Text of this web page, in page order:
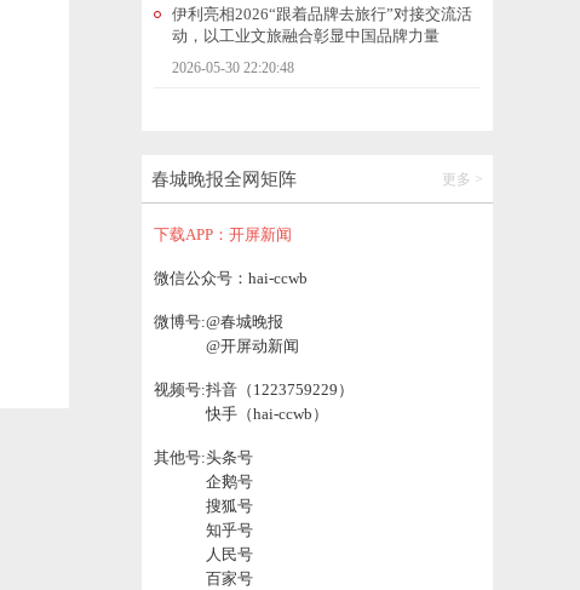
伊利亮相2026“跟着品牌去旅行”对接交流活
动，以工业文旅融合彰显中国品牌力量
2026-05-30 22:20:48
明晚，记得抬头看！
2026-05-30 20:46:30
新华社追问G40致13死3伤事故！现场有数十
米长轮胎印痕，超载客车甚至携带一辆电动
2026-05-30 20:46:36
绍兴柯桥通报博物馆青铜剑“拼接痕”调查情
2026-05-30 19:46:14
春城晚报全网矩阵 更多 >
下载APP：开屏新闻
微信公众号：hai-ccwb
微博号:@春城晚报
@开屏动新闻
视频号:抖音（1223759229）
快手（hai-ccwb）
其他号:头条号
企鹅号
搜狐号
知乎号
人民号
百家号